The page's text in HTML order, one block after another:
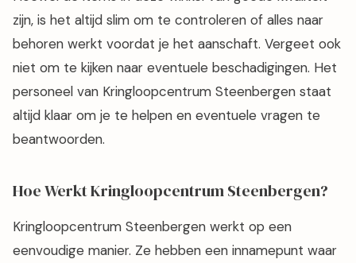
zijn, is het altijd slim om te controleren of alles naar
behoren werkt voordat je het aanschaft. Vergeet ook
niet om te kijken naar eventuele beschadigingen. Het
personeel van Kringloopcentrum Steenbergen staat
altijd klaar om je te helpen en eventuele vragen te
beantwoorden.
Hoe Werkt Kringloopcentrum Steenbergen?
Kringloopcentrum Steenbergen werkt op een
eenvoudige manier. Ze hebben een innamepunt waar